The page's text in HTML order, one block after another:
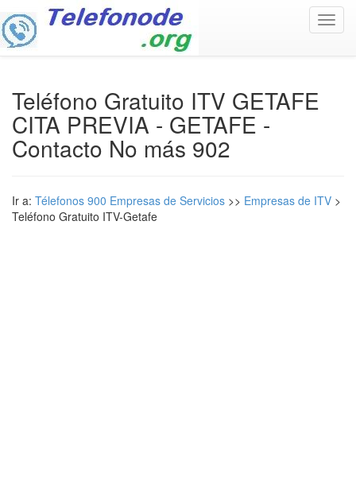
Teléfono Gratuito ITV GETAFE
CITA PREVIA - GETAFE -
Contacto No más 902
Ir a: Télefonos 900 Empresas de Servicios >> Empresas de ITV >
Teléfono Gratuito ITV-Getafe